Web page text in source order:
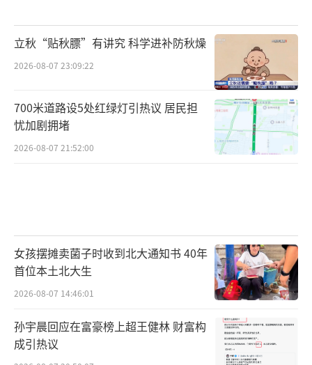
立秋“贴秋膘”有讲究 科学进补防秋燥
2026-08-07 23:09:22
700米道路设5处红绿灯引热议 居民担
忧加剧拥堵
2026-08-07 21:52:00
女孩摆摊卖菌子时收到北大通知书 40年
首位本土北大生
2026-08-07 14:46:01
孙宇晨回应在富豪榜上超王健林 财富构
成引热议